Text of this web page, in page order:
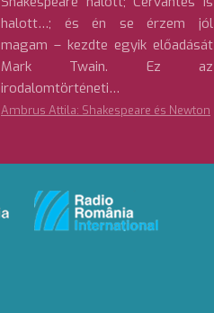
halott…; és én se érzem jól
magam – kezdte egyik előadását
Mark Twain. Ez az
irodalomtörténeti…
Ambrus Attila: Shakespeare és Newton